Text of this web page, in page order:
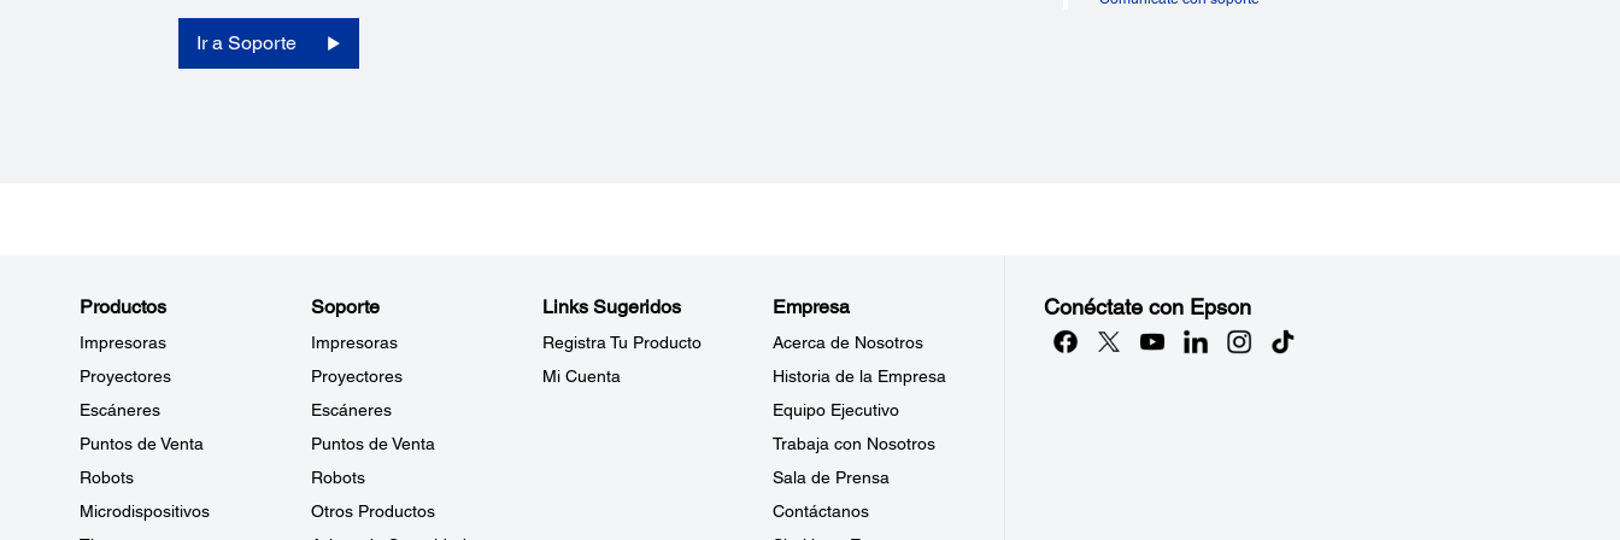
Ir a Soporte
Productos
Impresoras
Proyectores
Escáneres
Puntos de Venta
Robots
Microdispositivos
Soporte
Impresoras
Proyectores
Escáneres
Puntos de Venta
Robots
Otros Productos
Links Sugeridos
Registra Tu Producto
Mi Cuenta
Empresa
Acerca de Nosotros
Historia de la Empresa
Equipo Ejecutivo
Trabaja con Nosotros
Sala de Prensa
Contáctanos
Conéctate con Epson